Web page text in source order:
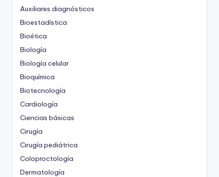
Auxiliares diagnósticos
Bioestadística
Bioética
Biología
Biología celular
Bioquímica
Biotecnología
Cardiología
Ciencias básicas
Cirugía
Cirugía pediátrica
Coloproctología
Dermatología